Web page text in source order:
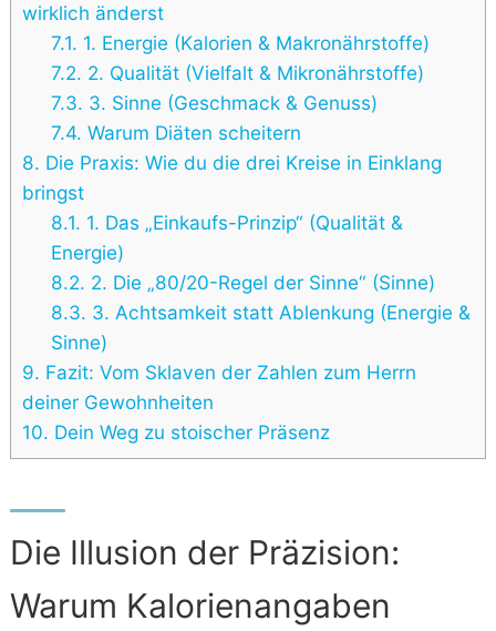
wirklich änderst
7.1. 1. Energie (Kalorien & Makronährstoffe)
7.2. 2. Qualität (Vielfalt & Mikronährstoffe)
7.3. 3. Sinne (Geschmack & Genuss)
7.4. Warum Diäten scheitern
8. Die Praxis: Wie du die drei Kreise in Einklang
bringst
8.1. 1. Das „Einkaufs-Prinzip“ (Qualität &
Energie)
8.2. 2. Die „80/20-Regel der Sinne“ (Sinne)
8.3. 3. Achtsamkeit statt Ablenkung (Energie &
Sinne)
9. Fazit: Vom Sklaven der Zahlen zum Herrn
deiner Gewohnheiten
10. Dein Weg zu stoischer Präsenz
Die Illusion der Präzision:
Warum Kalorienangaben